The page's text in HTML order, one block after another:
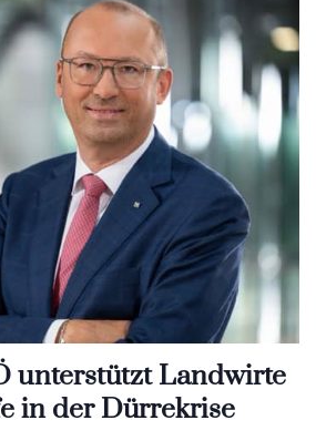
unterstützt Landwirte
in der Dürrekrise